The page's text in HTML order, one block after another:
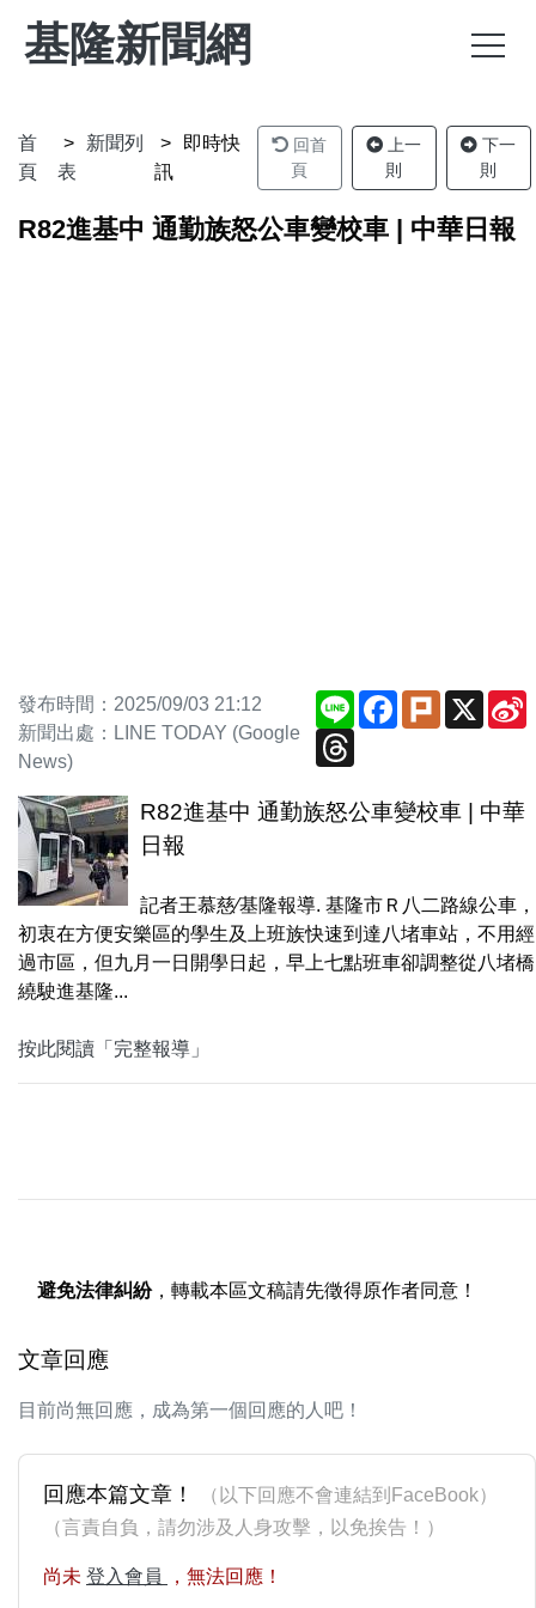
基隆新聞網
首
頁
新聞列
表
即時快
訊
回首
頁
上一
則
下一
則
R82進基中 通勤族怒公車變校車 | 中華日報
發布時間：2025/09/03 21:12
新聞出處：LINE TODAY (Google
News)
Line Facebook
PlurkX
Threads
R82進基中 通勤族怒公車變校車 | 中華
日報
記者王慕慈∕基隆報導. 基隆市Ｒ八二路線公車，
初衷在方便安樂區的學生及上班族快速到達八堵車站，不用經
過市區，但九月一日開學日起，早上七點班車卻調整從八堵橋
繞駛進基隆...
按此閱讀「完整報導」
避免法律糾紛，轉載本區文稿請先徵得原作者同意！
文章回應
目前尚無回應，成為第一個回應的人吧！
回應本篇文章！
（以下回應不會連結到FaceBook）
（言責自負，請勿涉及人身攻擊，以免挨告！）
尚未 登入會員 ，無法回應！